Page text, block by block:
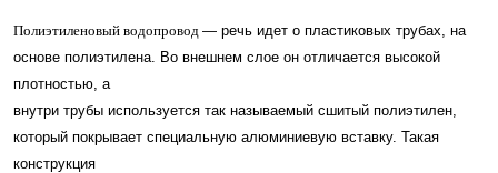
Полиэтиленовый водопровод — речь идет о пластиковых трубах, на
основе полиэтилена. Во внешнем слое он отличается высокой
плотностью, а
внутри трубы используется так называемый сшитый полиэтилен,
который покрывает специальную алюминиевую вставку. Такая
конструкция